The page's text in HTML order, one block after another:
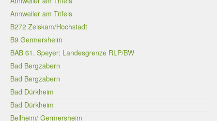
Annweiler am Trifels
B272 Zeiskam/Hochstadt
B9 Germersheim
BAB 61, Speyer; Landesgrenze RLP/BW
Bad Bergzabern
Bad Bergzabern
Bad Dürkheim
Bad Dürkheim
Bellheim/ Germersheim